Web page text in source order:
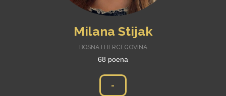
Milana Stijak
BOSNA I HERCEGOVINA
68 poena
-